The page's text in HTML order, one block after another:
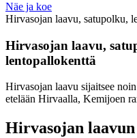
Näe ja koe
Hirvasojan laavu, satupolku,
Hirvasojan laavu,
lentopallokenttä
Hirvasojan laavu sijaitsee
etelään Hirvaalla, Kemijoen
Hirvasojan laavun